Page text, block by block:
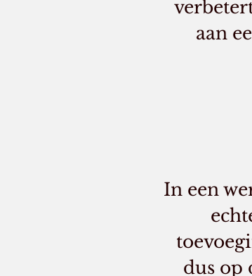
aan
In een
dus op